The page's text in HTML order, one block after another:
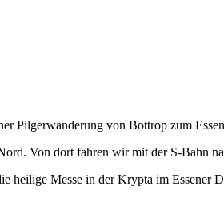
Pilgerwanderung von Bottrop zum
Von dort fahren wir mit der S-Bahn
heilige Messe in der Krypta im Essener